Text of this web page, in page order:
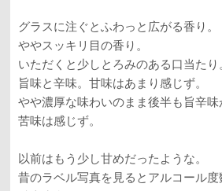
グラスに注ぐとふわっと広がる香り。
ややスッキリ目の香り。
いただくと少しとろみのある口当たり
旨味と辛味。甘味はあまり感じず。
やや濃厚な味わいのまま後半も旨辛味
苦味は感じず。
以前はもう少し甘めだったような。
昔のラベル写真を見るとアルコール度